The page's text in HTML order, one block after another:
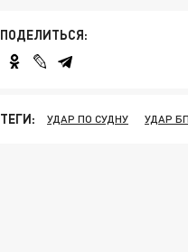
ПОДЕЛИТЬСЯ:
ТЕГИ: УДАР ПО СУДНУ УДАР